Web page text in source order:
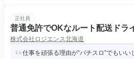
正社員
普通免許でOKなルート配送ドラ
株式会社ロジエンス北海道
仕事を頑張る理由が“パチスロ”でもいい